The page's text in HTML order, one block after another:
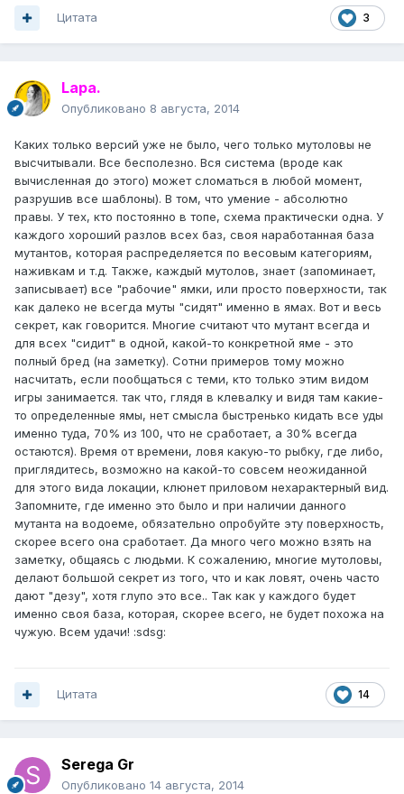
3
Цитата
Lapa.
Опубликовано 8 августа, 2014
Каких только версий уже не было, чего только мутоловы не
высчитывали. Все бесполезно. Вся система (вроде как
вычисленная до этого) может сломаться в любой момент,
разрушив все шаблоны). В том, что умение - абсолютно
правы. У тех, кто постоянно в топе, схема практически одна. У
каждого хороший разлов всех баз, своя наработанная база
мутантов, которая распределяется по весовым категориям,
наживкам и т.д. Также, каждый мутолов, знает (запоминает,
записывает) все "рабочие" ямки, или просто поверхности, так
как далеко не всегда муты "сидят" именно в ямах. Вот и весь
секрет, как говорится. Многие считают что мутант всегда и
для всех "сидит" в одной, какой-то конкретной яме - это
полный бред (на заметку). Сотни примеров тому можно
насчитать, если пообщаться с теми, кто только этим видом
игры занимается. так что, глядя в клевалку и видя там какие-
то определенные ямы, нет смысла быстренько кидать все уды
именно туда, 70% из 100, что не сработает, а 30% всегда
остаются). Время от времени, ловя какую-то рыбку, где либо,
приглядитесь, возможно на какой-то совсем неожиданной
для этого вида локации, клюнет приловом нехарактерный вид.
Запомните, где именно это было и при наличии данного
мутанта на водоеме, обязательно опробуйте эту поверхность,
скорее всего она сработает. Да много чего можно взять на
заметку, общаясь с людьми. К сожалению, многие мутоловы,
делают большой секрет из того, что и как ловят, очень часто
дают "дезу", хотя глупо это все.. Так как у каждого будет
именно своя база, которая, скорее всего, не будет похожа на
чужую. Всем удачи! :sdsg:
14
Цитата
Serega Gr
Опубликовано 14 августа, 2014